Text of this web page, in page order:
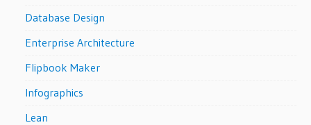
Database Design
Enterprise Architecture
Flipbook Maker
Infographics
Lean